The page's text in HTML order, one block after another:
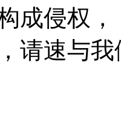
成侵权，
请速与